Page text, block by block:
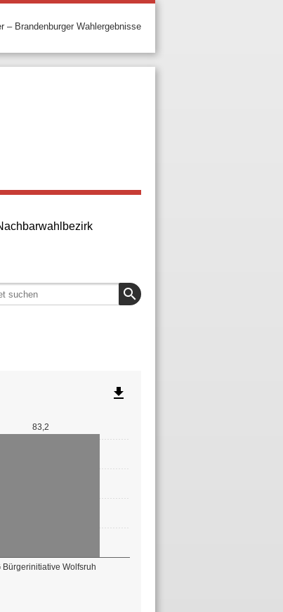
– Brandenburger Wahlergebnisse
search
Bürgerinitiative Wolfsruh
83,2
file_download